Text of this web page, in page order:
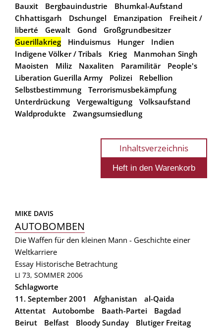
Bauxit
Bergbauindustrie
Bhumkal-Aufstand
Chhattisgarh
Dschungel Emanzipation
Freiheit /
liberté
Gewalt Gond
Großgrundbesitzer
Guerillakrieg
Hinduismus Hunger
Indien
Indigene Völker / Tribals
Krieg
Manmohan Singh
Maoisten
Miliz Naxaliten Paramilitär
People's
Liberation Guerilla Army
Polizei
Rebellion
Selbstbestimmung
Terrorismusbekämpfung
Unterdrückung
Vergewaltigung
Volksaufstand
Waldprodukte
Zwangsumsiedlung
Inhaltsverzeichnis
MIKE DAVIS
AUTOBOMBEN
Die Waffen für den kleinen Mann - Geschichte einer
Weltkarriere
Essay Historische Betrachtung
LI 73, SOMMER 2006
Schlagworte
11. September 2001
Afghanistan
al-Qaida
Attentat
Autobombe Baath-Partei
Bagdad
Beirut
Belfast Bloody Sunday
Blutiger Freitag